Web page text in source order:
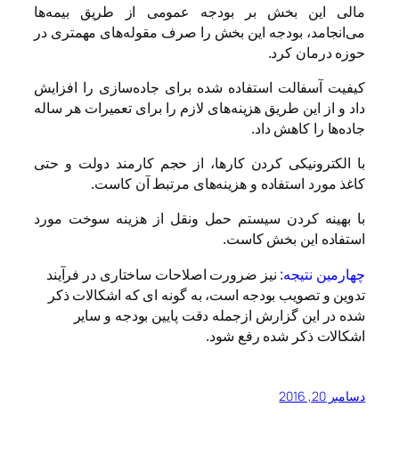
مالی این بخش بر بودجه عمومی از طریق بیمه‌ها
می‌انجامد، بودجه این بخش را صرف مقوله‌های مهمتری در
حوزه درمان کرد.
کیفیت آسفالت استفاده شده برای جاده‌‌سازی را افزایش
داد و از این طریق هزینه‌های لازم را برای تعمیرات هر ساله
جاده‌ها را کاهش داد.
با الکترونیکی کردن کارها، از حجم کارمند دولت و حتی
کاغذ مورد استفاده و هزینه‌های مرتبط آن کاست.
با بهینه کردن سیستم حمل ونقل از هزینه سوخت مورد
استفاده این بخش کاست.
چهارمین نتیجه: نیز ضرورت اصلاحات ساختاری در فرآیند
تدوین و تصویب بودجه است، به گونه ای که اشکالات ذکر
شده در این گزارش ازجمله دقت پایین بودجه و سایر
اشکالات ذکر شده رفع شود.
دسامبر 20, 2016